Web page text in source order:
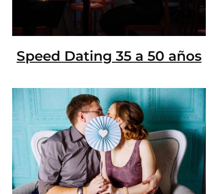
Speed Dating 35 a 50 años